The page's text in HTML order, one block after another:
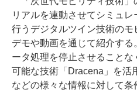
リアルを連動させてシミュ
行うデジタルツイン技術のモ
デモや動画を通じて紹介す
ータ処理を停止させること
可能な技術「Dracena」を活
などの様々な情報に対して